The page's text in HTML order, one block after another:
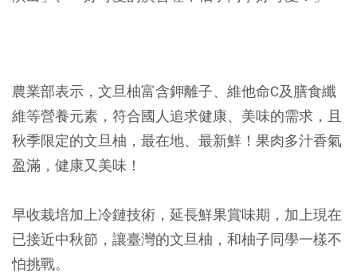
農業部表示，文旦柚富含鉀離子、維他命C及膳食纖
維等營養元素，符合國人追求健康、美味的需求，且
秋季限定的文旦柚，最在地、最新鮮！果肉多汁香氣
盈滿，健康又美味！
早收栽培加上冷鏈技術，延長鮮果賞味期，加上現在
已接近中秋節，讓臺灣的文旦柚，和柚子同學一樣不
怕挑戰。